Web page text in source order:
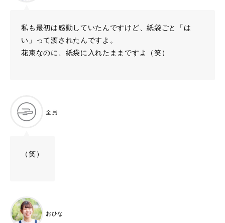
私も最初は感動していたんですけど、紙袋ごと「は
い」って渡されたんですよ。
花束なのに、紙袋に入れたままですよ（笑）
全員
（笑）
おひな